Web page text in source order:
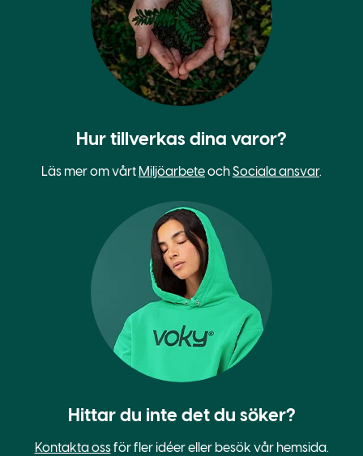
Hur tillverkas dina varor?
Läs mer om vårt MiljöarbeteochSociala ansvar.
Hittar du inte det du söker?
Kontakta ossför fler idéer eller besök vår hemsida.